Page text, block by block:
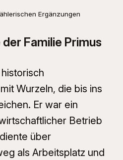
Ergänzungen
Familie Primus
Wurzeln, die bis ins
Er war ein
Betrieb
über
als Arbeitsplatz und